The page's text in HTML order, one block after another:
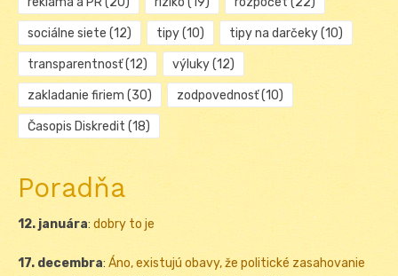
sociálne siete (12) tipy(10) tipy na darčeky(10)
transparentnosť(12) výluky(12)
zakladanie firiem (30) zodpovednosť(10)
Časopis Diskredit (18)
Poradňa
12. januára: dobry to je
17. decembra: Áno, existujú obavy, že politické zasahovanie